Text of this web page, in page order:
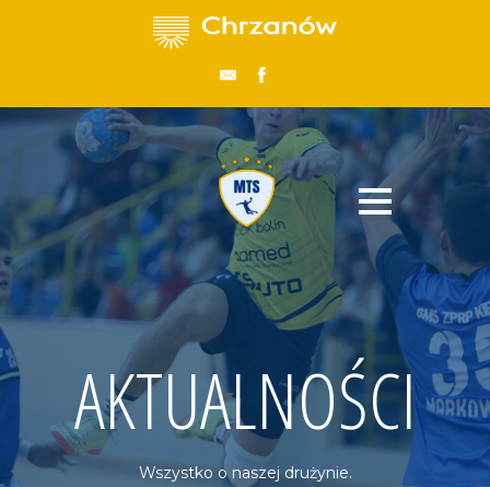
AKTUALNOŚCI
Wszystko o naszej drużynie.